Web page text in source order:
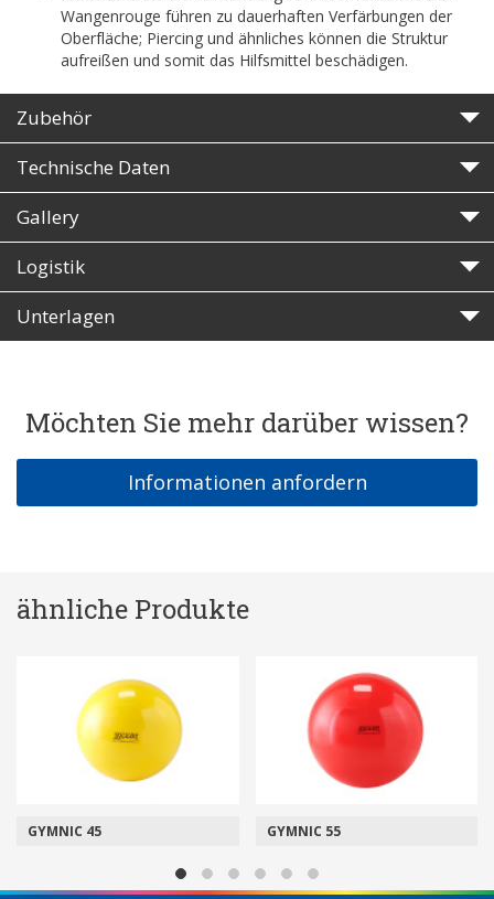
Wangenrouge führen zu dauerhaften Verfärbungen der
Oberfläche; Piercing und ähnliches können die Struktur
aufreißen und somit das Hilfsmittel beschädigen.
Zubehör
Technische Daten
Gallery
Logistik
Unterlagen
Möchten Sie mehr darüber wissen?
Informationen anfordern
ähnliche Produkte
GYMNIC 55 GYMNIC 75